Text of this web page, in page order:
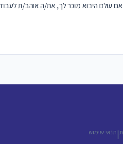
ומובילה בתחום המנועים, הציוד ההנדסי וחלקי החילוף | 50% משרה בחולון. אם עולם היבוא
|תנאי שימוש